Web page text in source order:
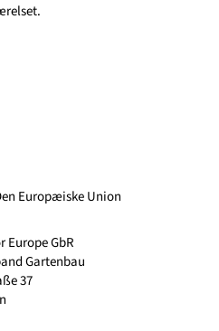
Europæiske Union
Europe GbR
Gartenbau
37